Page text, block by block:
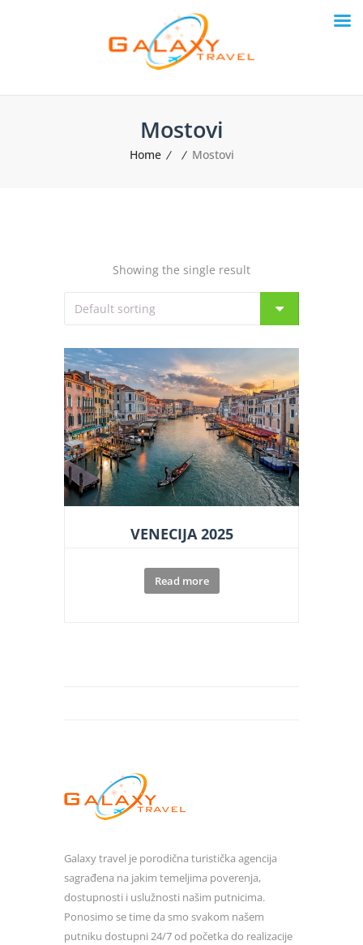
Mostovi
Home Mostovi
Showing the single result
VENECIJA 2025
Read more
Galaxy travel je porodična turistička agencija
sagrađena na jakim temeljima poverenja,
dostupnosti i uslužnosti našim putnicima.
Ponosimo se time da smo svakom našem
putniku dostupni 24/7 od početka do realizacije